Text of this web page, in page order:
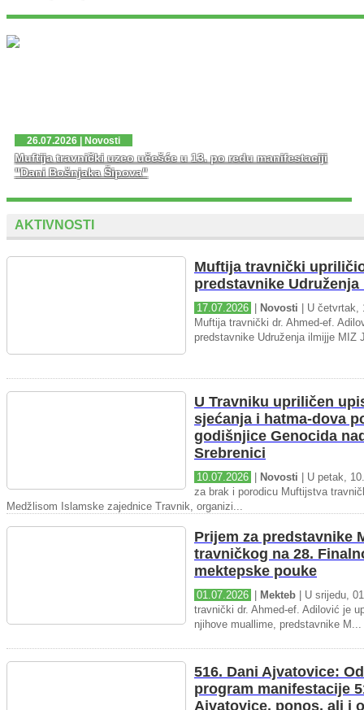
U nedjelju, 02. 08. 2026. god. na platou Ljute Grede i
spomen obilježja Zlatni Ljiljan – general Mehmed Alagić
održana je manifestacija Dani pobjede – Dani ponosa,
26.07.2026 | Novosti
Muftija travnički uzeo učešće u 13. po redu manifestaciji
"Dani Bošnjaka Šipova"
AKTIVNOSTI
Muftija travnički
predstavnike
17.07.2026 Novosti | U četvrtak,
Muftija travnički dr. Ahmed-ef.
predstavnike Udruženja ilmijje MIZ
U Travniku upriličen
sjećanja i hatma-dova
godišnjice Genocida
Srebrenici
10.07.2026 Novosti | U petak,
za brak i porodicu Muftijstva
Medžlisom Islamske zajednice Travnik, organizi...
Prijem za predstavnike
travničkog na 28.
mektepske pouke
01.07.2026 Mekteb | U srijedu,
travnički dr. Ahmed-ef. Adilović je
njihove muallime, predstavnike M...
516. Dani Ajvatovice:
program manifestacije
Ajvatovice, ponos, ali i